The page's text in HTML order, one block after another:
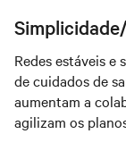
Redes estáveis e
de cuidados de
aumentam a
agilizam os